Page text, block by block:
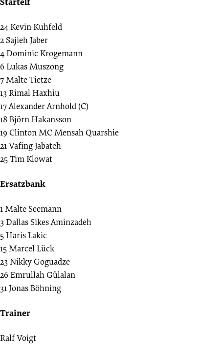
24Kevin Kuhfeld
2Sajieh Jaber
4Dominic Krogemann
6 Lukas Muszong
7Malte Tietze
13Rimal Haxhiu
17Alexander Arnhold (C)
18Björn Hakansson
19 Clinton MC Mensah Quarshie
21Vafing Jabateh
25Tim Klowat
Ersatzbank
1Malte Seemann
3Dallas Sikes Aminzadeh
5Haris Lakic
15Marcel Lück
23Nikky Goguadze
26 Emrullah Gülalan
31Jonas Böhning
Trainer
Ralf Voigt